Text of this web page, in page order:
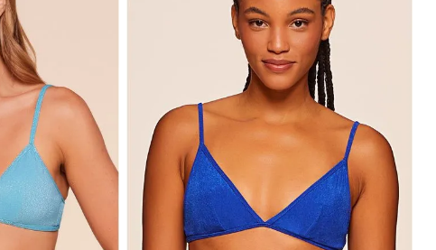
GG P M G GG